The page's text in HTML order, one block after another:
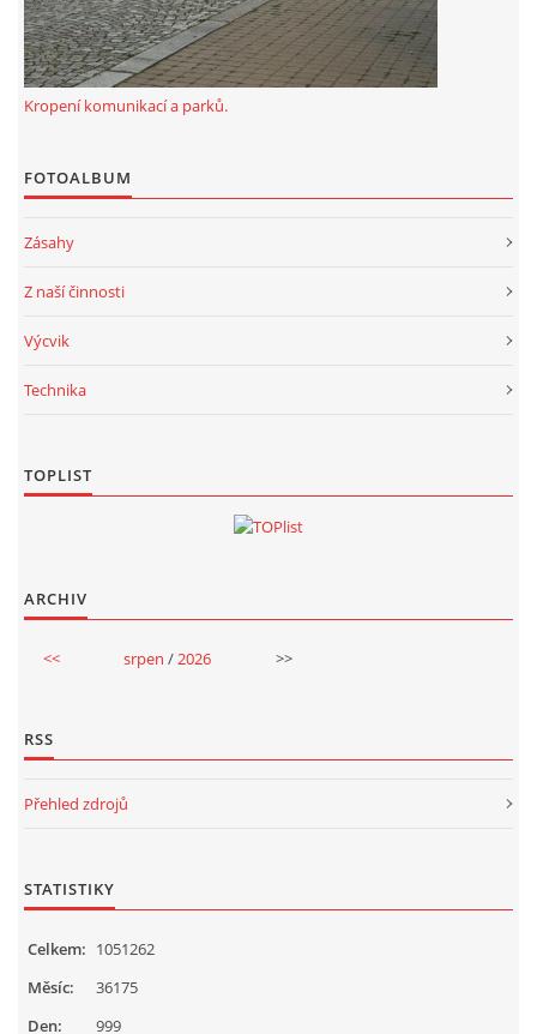
Kropení komunikací a parků.
FOTOALBUM
Zásahy
Z naší činnosti
Výcvik
Technika
TOPLIST
ARCHIV
<< srpen /2026 >>
RSS
Přehled zdrojů
STATISTIKY
Celkem: 1051262
Měsíc:
36175
Den:
999